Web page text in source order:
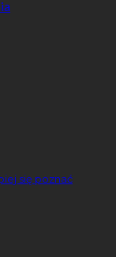
się poznać